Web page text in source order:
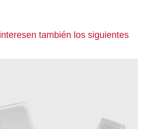
también los siguientes